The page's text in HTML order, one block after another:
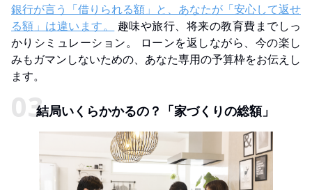
銀行が言う「借りられる額」と、あなたが「安心して返せ
る額」は違います。
趣味や旅行、将来の教育費までしっ
かりシミュレーション。 ローンを返しながら、今の楽し
みもガマンしないための、あなた専用の予算枠をお伝えし
ます。
結局いくらかかるの？「家づくりの総額」